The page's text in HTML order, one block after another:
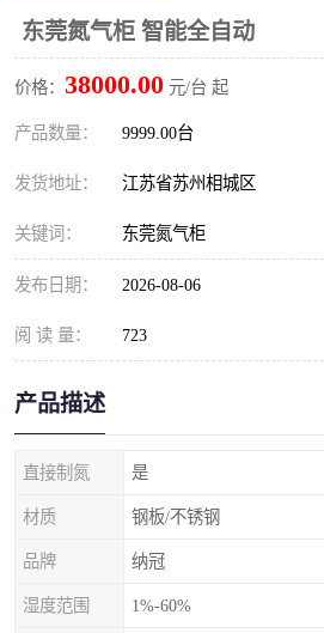
东莞氮气柜 智能全自动
价格： 38000.00 元/台 起
产品数量： 9999.00台
发货地址： 江苏省苏州相城区
关键词： 东莞氮气柜
发布日期： 2026-08-06
阅 读 量： 723
产品描述
直接制氮 是
材质 钢板/不锈钢
品牌 纳冠
湿度范围 1%-60%